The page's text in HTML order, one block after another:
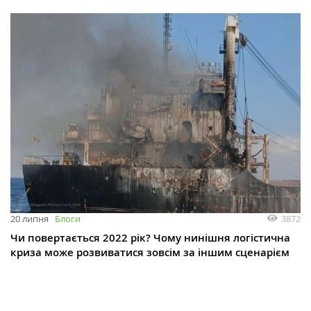
20 липня Блоги 3872
Чи повертається 2022 рік? Чому нинішня логістична
криза може розвиватися зовсім за іншим сценарієм